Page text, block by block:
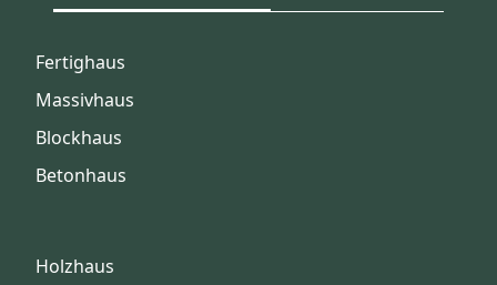
Fertighaus
Massivhaus
Blockhaus
Betonhaus
Holzhaus